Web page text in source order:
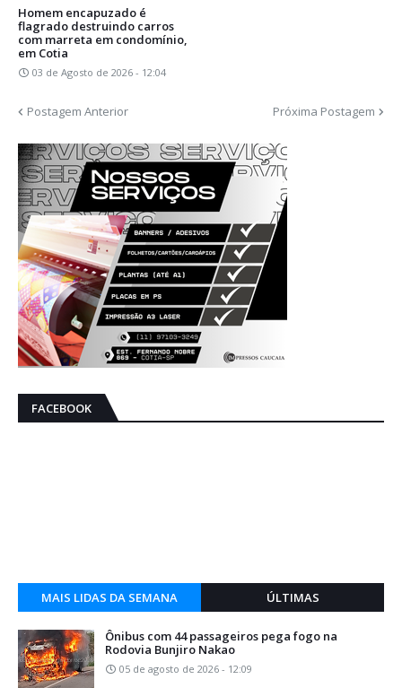
Homem encapuzado é
flagrado destruindo carros
com marreta em condomínio,
em Cotia
03 de Agosto de 2026 - 12:04
Postagem Anterior Próxima Postagem
FACEBOOK
MAIS LIDAS DA SEMANA ÚLTIMAS
Ônibus com 44 passageiros pega fogo na
Rodovia Bunjiro Nakao
05 de agosto de 2026 - 12:09